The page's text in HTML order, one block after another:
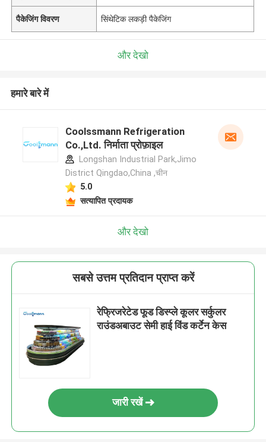
पैकेजिंग विवरण सिंथेटिक लकड़ी पैकेजिंग
और देखो
हमारे बारे में
Coolssmann Refrigeration
Co.,Ltd. निर्माता प्रोफ़ाइल
Longshan Industrial Park,Jimo
District Qingdao,China ,चीन
5.0
सत्यापित प्रदायक
और देखो
सबसे उत्तम प्रतिदान प्राप्त करें
रेफ्रिजरेटेड फूड डिस्प्ले कूलर सर्कुलर
राउंडअबाउट सेमी हाई विंड कर्टेन केस
जारी रखें